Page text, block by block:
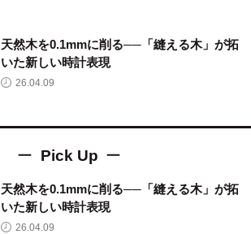
天然木を0.1mmに削る──「縫える木」が拓
いた新しい時計表現
26.04.09
Pick Up
天然木を0.1mmに削る──「縫える木」が拓
いた新しい時計表現
26.04.09